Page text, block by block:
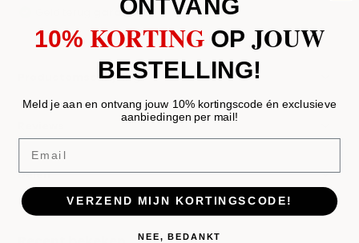
garantie
Productomschrijving
Delen
10% KORTING OPJOUW
BESTELLING!
Meld je aan en ontvang jouw 10% kortingscode én exclusieve
aanbiedingen per mail!
Email
VERZEND MIJN KORTINGSCODE!
NEE, BEDANKT